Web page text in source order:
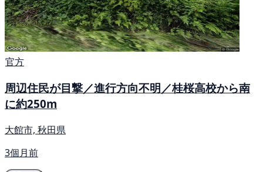
官方
周辺住民が目撃／進行方向不明／桂桜高校から南
に約250m
大館市, 秋田県
3個月前